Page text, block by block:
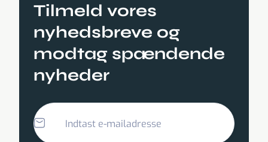
Tilmeld vores
nyhedsbreve og
modtag spændende
nyheder